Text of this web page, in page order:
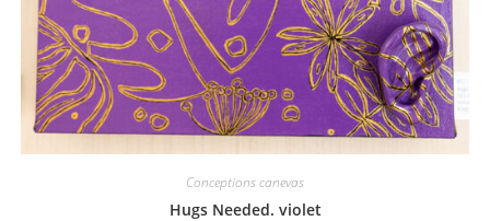
Conceptions canevas
Hugs Needed. violet